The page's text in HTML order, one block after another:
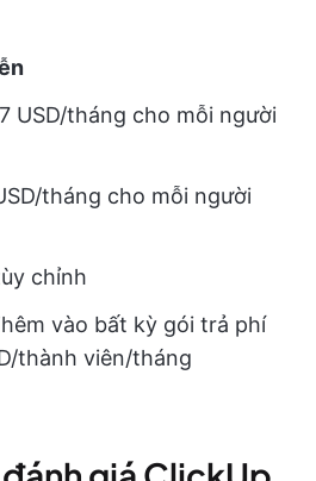
7 USD/tháng cho mỗi người
tháng cho mỗi người
chỉnh
vào bất kỳ gói trả phí
thành viên/tháng